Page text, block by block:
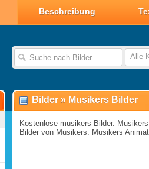
Beschreibung
Alle
Bilder » Musikers Bilder
Kostenlose musikers Bilder.
Bilder von Musikers. Musikers